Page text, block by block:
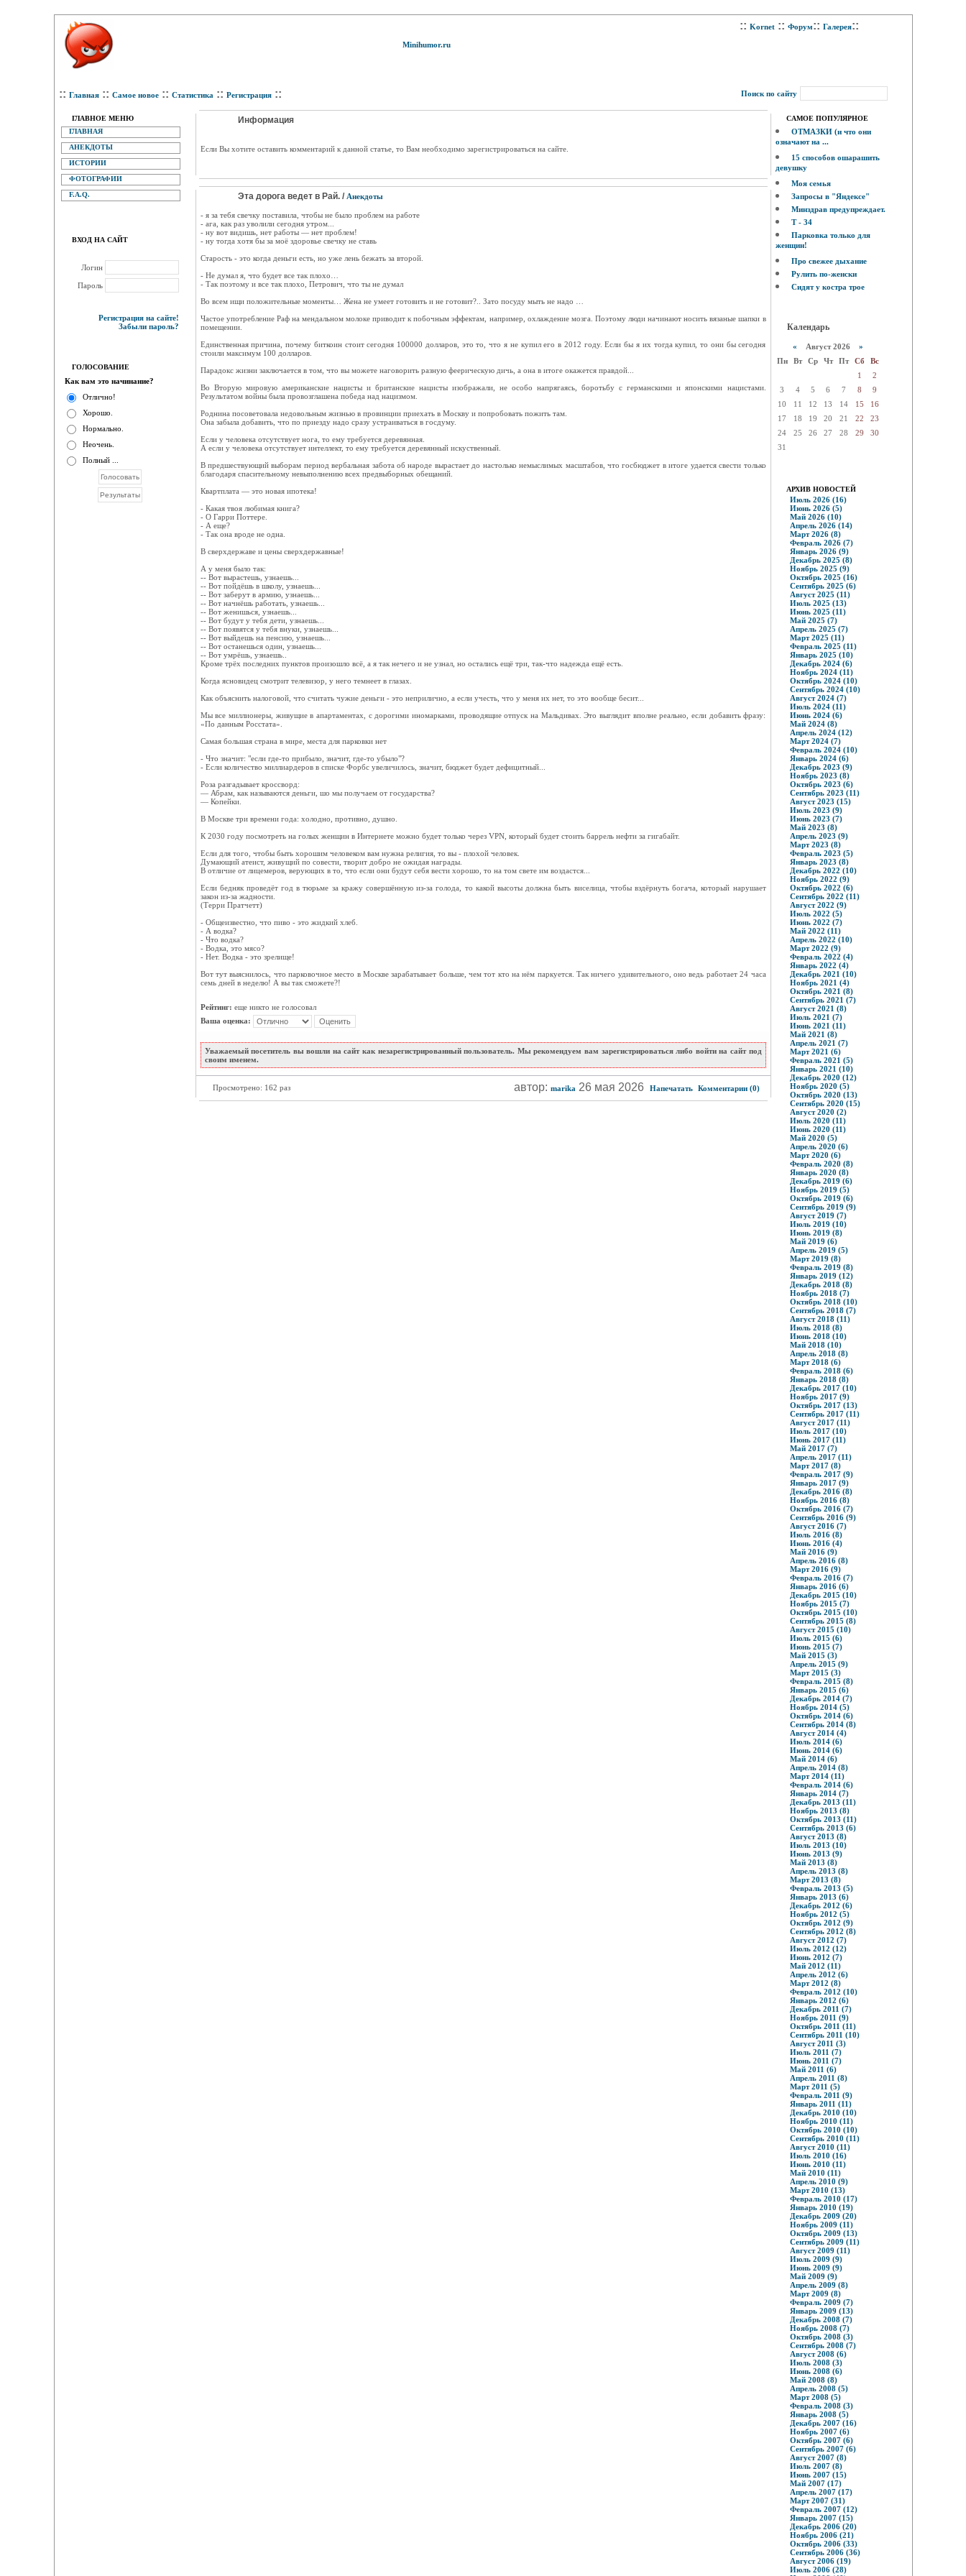
Minihumor.ru
:: Kornet :: Форум:: Галерея::
:: Главная :: Самое новое :: Статистика :: Регистрация :: Поиск по сайту
ГЛАВНОЕ МЕНЮ
ГЛАВНАЯ
АНЕКДОТЫ
ИСТОРИИ
ФОТОГРАФИИ
F.A.Q.
ВХОД НА САЙТ
Логин
Пароль
Регистрация на сайте!
Забыли пароль?
ГОЛОСОВАНИЕ
Как вам это начинание?
Отлично!
Хорошо.
Нормально.
Неочень.
Полный ...
Информация
Eсли Вы хотите оставить комментарий к данной статье, то Вам необходимо зарегистрироваться на сайте.
Эта дорога ведет в Рай. / Анекдоты
- я за тебя свечку поставила, чтобы не было проблем на работе
- ага, как раз уволили сегодня утром...
- ну вот видишь, нет работы — нет проблем!
- ну тогда хотя бы за моё здоровье свечку не ставь
Старость - это когда деньги есть, но уже лень бежать за второй.
- Не думал я, что будет все так плохо…
- Так поэтому и все так плохо, Петрович, что ты не думал
Во всем ищи положительные моменты… Жена не умеет готовить и не готовит?.. Зато посуду мыть не надо …
Частое употребление Раф на мендальном молоке приводит к побочным эффектам, например, охлаждение мозга. Поэтому люди начинают носить вязаные шапки в
помещении.
Единственная причина, почему биткоин стоит сегодня 100000 долларов, это то, что я не купил его в 2012 году. Если бы я их тогда купил, то они бы сегодня
стоили максимум 100 долларов.
Парадокс жизни заключается в том, что вы можете наговорить разную феерическую дичь, а она в итоге окажется правдой...
Во Вторую мировую американские нацисты и британские нацисты изображали, не особо напрягаясь, боротьбу с германскими и японскими нацистами.
Результатом войны была провозглашена победа над нацизмом.
Роднина посоветовала недовольным жизнью в провинции приехать в Москву и попробовать пожить там.
Она забыла добавить, что по приезду надо сразу устраиваться в госдуму.
Если у человека отсутствует нога, то ему требуется деревянная.
А если у человека отсутствует интеллект, то ему требуется деревянный искуственный.
В предшествующий выборам период вербальная забота об народе вырастает до настолько немыслимых масштабов, что госбюджет в итоге удается свести только
благодаря спасительному невыполнению всех предвыборных обещаний.
Квартплата — это новая ипотека!
- Какая твоя любимая книга?
- О Гарри Поттере.
- А еще?
- Так она вроде не одна.
В сверхдержаве и цены сверхдержавные!
А у меня было так:
-- Вот вырастешь, узнаешь...
-- Вот пойдёшь в школу, узнаешь...
-- Вот заберут в армию, узнаешь...
-- Вот начнёшь работать, узнаешь...
-- Вот женишься, узнаешь...
-- Вот будут у тебя дети, узнаешь...
-- Вот появятся у тебя внуки, узнаешь...
-- Вот выйдешь на пенсию, узнаешь...
-- Вот останешься один, узнаешь...
-- Вот умрёшь, узнаешь..
Кроме трёх последних пунктов произошло всё, а я так нечего и не узнал, но остались ещё три, так-что надежда ещё есть.
Когда ясновидец смотрит телевизор, у него темнеет в глазах.
Как объяснить налоговой, что считать чужие деньги - это неприлично, а если учесть, что у меня их нет, то это вообще бесит...
Мы все миллионеры, живущие в апартаментах, с дорогими иномарками, проводящие отпуск на Мальдивах. Это выглядит вполне реально, если добавить фразу:
«По данным Росстата».
Самая большая страна в мире, места для парковки нет
- Что значит: "если где-то прибыло, значит, где-то убыло"?
- Если количество миллиардеров в списке Форбс увеличилось, значит, бюджет будет дефицитный...
Роза разгадывает кроссворд:
— Абрам, как называются деньги, шо мы получаем от государства?
— Копейки.
В Москве три времени года: холодно, противно, душно.
К 2030 году посмотреть на голых женщин в Интернете можно будет только через VPN, который будет стоить баррель нефти за гигабайт.
Если для того, чтобы быть хорошим человеком вам нужна религия, то вы - плохой человек.
Думающий атеист, живущий по совести, творит добро не ожидая награды.
В отличие от лицемеров, верующих в то, что если они будут себя вести хорошо, то на том свете им воздастся...
Если бедняк проведёт год в тюрьме за кражу совершённую из-за голода, то какой высоты должна быть виселица, чтобы вздёрнуть богача, который нарушает
закон из-за жадности.
(Терри Пратчетт)
- Общеизвестно, что пиво - это жидкий хлеб.
- А водка?
- Что водка?
- Водка, это мясо?
- Нет. Водка - это зрелище!
Вот тут выяснилось, что парковочное место в Москве зарабатывает больше, чем тот кто на нём паркуется. Так ничего удивительного, оно ведь работает 24 часа
семь дней в неделю! А вы так сможете?!
Рейтинг: еще никто не голосовал
Ваша оценка:
Уважаемый посетитель вы вошли на сайт как незарегистрированный пользователь. Мы рекомендуем вам зарегистрироваться либо войти на сайт под
своим именем.
Просмотрено: 162 раз автор: marika 26 мая 2026 Напечатать Комментарии (0)
САМОЕ ПОПУЛЯРНОЕ
ОТМАЗКИ (и что они
означают на ...
15 способов ошарашить
девушку
Моя семья
Запросы в "Яндексе"
Минздрав предупреждает.
Т - 34
Парковка только для
женщин!
Про свежее дыхание
Рулить по-женски
Сидят у костра трое
Календарь
« Август 2026 »
Пн
Вт Ср Чт Пт Сб
Вс
1
2
3
4 5 6 7 8
9
10
11 12 13 14 15
16
17
18 19 20 21 22
23
24
25 26 27 28 29
30
31
АРХИВ НОВОСТЕЙ
Июль 2026 (16)
Июнь 2026 (5)
Май 2026 (10)
Апрель 2026 (14)
Март 2026 (8)
Февраль 2026 (7)
Январь 2026 (9)
Декабрь 2025 (8)
Ноябрь 2025 (9)
Октябрь 2025 (16)
Сентябрь 2025 (6)
Август 2025 (11)
Июль 2025 (13)
Июнь 2025 (11)
Май 2025 (7)
Апрель 2025 (7)
Март 2025 (11)
Февраль 2025 (11)
Январь 2025 (10)
Декабрь 2024 (6)
Ноябрь 2024 (11)
Октябрь 2024 (10)
Сентябрь 2024 (10)
Август 2024 (7)
Июль 2024 (11)
Июнь 2024 (6)
Май 2024 (8)
Апрель 2024 (12)
Март 2024 (7)
Февраль 2024 (10)
Январь 2024 (6)
Декабрь 2023 (9)
Ноябрь 2023 (8)
Октябрь 2023 (6)
Сентябрь 2023 (11)
Август 2023 (15)
Июль 2023 (9)
Июнь 2023 (7)
Май 2023 (8)
Апрель 2023 (9)
Март 2023 (8)
Февраль 2023 (5)
Январь 2023 (8)
Декабрь 2022 (10)
Ноябрь 2022 (9)
Октябрь 2022 (6)
Сентябрь 2022 (11)
Август 2022 (9)
Июль 2022 (5)
Июнь 2022 (7)
Май 2022 (11)
Апрель 2022 (10)
Март 2022 (9)
Февраль 2022 (4)
Январь 2022 (4)
Декабрь 2021 (10)
Ноябрь 2021 (4)
Октябрь 2021 (8)
Сентябрь 2021 (7)
Август 2021 (8)
Июль 2021 (7)
Июнь 2021 (11)
Май 2021 (8)
Апрель 2021 (7)
Март 2021 (6)
Февраль 2021 (5)
Январь 2021 (10)
Декабрь 2020 (12)
Ноябрь 2020 (5)
Октябрь 2020 (13)
Сентябрь 2020 (15)
Август 2020 (2)
Июль 2020 (11)
Июнь 2020 (11)
Май 2020 (5)
Апрель 2020 (6)
Март 2020 (6)
Февраль 2020 (8)
Январь 2020 (8)
Декабрь 2019 (6)
Ноябрь 2019 (5)
Октябрь 2019 (6)
Сентябрь 2019 (9)
Август 2019 (7)
Июль 2019 (10)
Июнь 2019 (8)
Май 2019 (6)
Апрель 2019 (5)
Март 2019 (8)
Февраль 2019 (8)
Январь 2019 (12)
Декабрь 2018 (8)
Ноябрь 2018 (7)
Октябрь 2018 (10)
Сентябрь 2018 (7)
Август 2018 (11)
Июль 2018 (8)
Июнь 2018 (10)
Май 2018 (10)
Апрель 2018 (8)
Март 2018 (6)
Февраль 2018 (6)
Январь 2018 (8)
Декабрь 2017 (10)
Ноябрь 2017 (9)
Октябрь 2017 (13)
Сентябрь 2017 (11)
Август 2017 (11)
Июль 2017 (10)
Июнь 2017 (11)
Май 2017 (7)
Апрель 2017 (11)
Март 2017 (8)
Февраль 2017 (9)
Январь 2017 (9)
Декабрь 2016 (8)
Ноябрь 2016 (8)
Октябрь 2016 (7)
Сентябрь 2016 (9)
Август 2016 (7)
Июль 2016 (8)
Июнь 2016 (4)
Май 2016 (9)
Апрель 2016 (8)
Март 2016 (9)
Февраль 2016 (7)
Январь 2016 (6)
Декабрь 2015 (10)
Ноябрь 2015 (7)
Октябрь 2015 (10)
Сентябрь 2015 (8)
Август 2015 (10)
Июль 2015 (6)
Июнь 2015 (7)
Май 2015 (3)
Апрель 2015 (9)
Март 2015 (3)
Февраль 2015 (8)
Январь 2015 (6)
Декабрь 2014 (7)
Ноябрь 2014 (5)
Октябрь 2014 (6)
Сентябрь 2014 (8)
Август 2014 (4)
Июль 2014 (6)
Июнь 2014 (6)
Май 2014 (6)
Апрель 2014 (8)
Март 2014 (11)
Февраль 2014 (6)
Январь 2014 (7)
Декабрь 2013 (11)
Ноябрь 2013 (8)
Октябрь 2013 (11)
Сентябрь 2013 (6)
Август 2013 (8)
Июль 2013 (10)
Июнь 2013 (9)
Май 2013 (8)
Апрель 2013 (8)
Март 2013 (8)
Февраль 2013 (5)
Январь 2013 (6)
Декабрь 2012 (6)
Ноябрь 2012 (5)
Октябрь 2012 (9)
Сентябрь 2012 (8)
Август 2012 (7)
Июль 2012 (12)
Июнь 2012 (7)
Май 2012 (11)
Апрель 2012 (6)
Март 2012 (8)
Февраль 2012 (10)
Январь 2012 (6)
Декабрь 2011 (7)
Ноябрь 2011 (9)
Октябрь 2011 (11)
Сентябрь 2011 (10)
Август 2011 (3)
Июль 2011 (7)
Июнь 2011 (7)
Май 2011 (6)
Апрель 2011 (8)
Март 2011 (5)
Февраль 2011 (9)
Январь 2011 (11)
Декабрь 2010 (10)
Ноябрь 2010 (11)
Октябрь 2010 (10)
Сентябрь 2010 (11)
Август 2010 (11)
Июль 2010 (16)
Июнь 2010 (11)
Май 2010 (11)
Апрель 2010 (9)
Март 2010 (13)
Февраль 2010 (17)
Январь 2010 (19)
Декабрь 2009 (20)
Ноябрь 2009 (11)
Октябрь 2009 (13)
Сентябрь 2009 (11)
Август 2009 (11)
Июль 2009 (9)
Июнь 2009 (9)
Май 2009 (9)
Апрель 2009 (8)
Март 2009 (8)
Февраль 2009 (7)
Январь 2009 (13)
Декабрь 2008 (7)
Ноябрь 2008 (7)
Октябрь 2008 (3)
Сентябрь 2008 (7)
Август 2008 (6)
Июль 2008 (3)
Июнь 2008 (6)
Май 2008 (8)
Апрель 2008 (5)
Март 2008 (5)
Февраль 2008 (3)
Январь 2008 (5)
Декабрь 2007 (16)
Ноябрь 2007 (6)
Октябрь 2007 (6)
Сентябрь 2007 (6)
Август 2007 (8)
Июль 2007 (8)
Июнь 2007 (15)
Май 2007 (17)
Апрель 2007 (17)
Март 2007 (31)
Февраль 2007 (12)
Январь 2007 (15)
Декабрь 2006 (20)
Ноябрь 2006 (21)
Октябрь 2006 (33)
Сентябрь 2006 (36)
Август 2006 (19)
Июль 2006 (28)